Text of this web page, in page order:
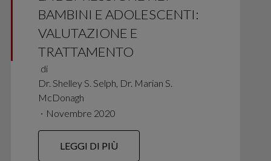
BAMBINI E ADOLESCENTI:
VALUTAZIONE E
TRATTAMENTO
di
Dr. Shelley S. Selph, Dr. Marian S.
McDonagh
∙ Novembre 2020
LEGGI DI PIÙ